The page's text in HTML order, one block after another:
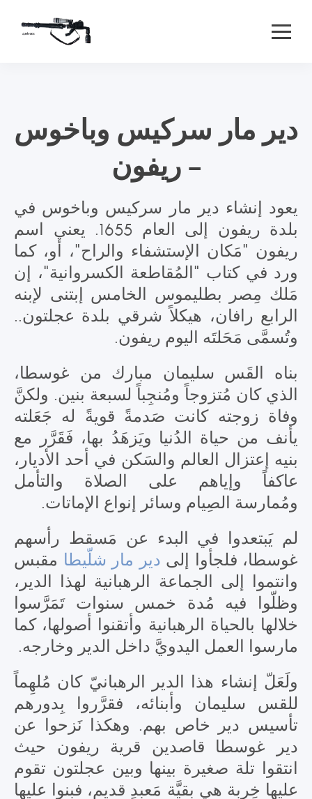
دير مار سركيس وباخوس
– ريفون
يعود إنشاء دير مار سركيس وباخوس في
بلدة ريفون إلى العام 1655. يعني اسم
ريفون "مَكان الإستشفاء والراح"، أو، كما
ورد في كتاب "المُقاطعة الكسروانية"، إن
مَلك مِصر بطليموس الخامس إبتنى لإبنه
الرابع رافان، هيكلاً شرقي بلدة عجلتون..
وتُسمَّى مَحَلتَه اليوم ريفون.
بناه القَس سليمان مبارك من غوسطا،
الذي كان مُتزوجاً ومُنجِباً لسبعة بنين. ولكنَّ
وفاة زوجته كانت صَدمةً قويةً له جَعَلته
يأنف من حياة الدُنيا ويَزهَدُ بها، فَقَرَّر مع
بنيه إعتزال العالم والسَكن في أحد الأديار،
عاكفاً وإياهم على الصلاة والتأمل
ومُمارسة الصِيام وسائر إنواع الإماتات.
لم يَبتعدوا في البدء عن مَسقط رأسهم
غوسطا، فلجأوا إلى دير مار شلّيطا مقبس
وانتموا إلى الجماعة الرهبانية لهذا الدير،
وظلّوا فيه مُدة خمس سنوات تَمَرَّسوا
خلالها بالحياة الرهبانية وأتقنوا أصولها، كما
مارسوا العمل اليدويَّ داخل الدير وخارجه.
ولَعَلّ إنشاء هذا الدير الرهبانيّ كان مُلهِماً
للقس سليمان وأبنائه، فقرَّروا بِدورهم
تأسيس دير خاص بهم. وهكذا نَزحوا عن
دير غوسطا قاصدين قرية ريفون حيث
انتقوا تلة صغيرة بينها وبين عجلتون تقوم
عليها خِربة هي بقيَّة مَعبدٍ قديم، فبنوا عليها